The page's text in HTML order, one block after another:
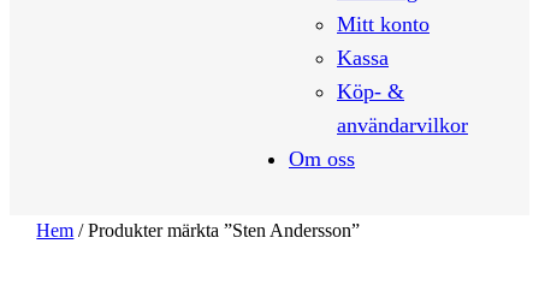
Mitt konto
Kassa
Köp- &
användarvilkor
Om oss
Hem / Produkter märkta ”Sten Andersson”